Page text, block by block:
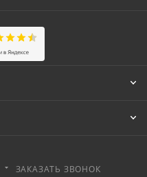
ЗАКАЗАТЬ ЗВОНОК